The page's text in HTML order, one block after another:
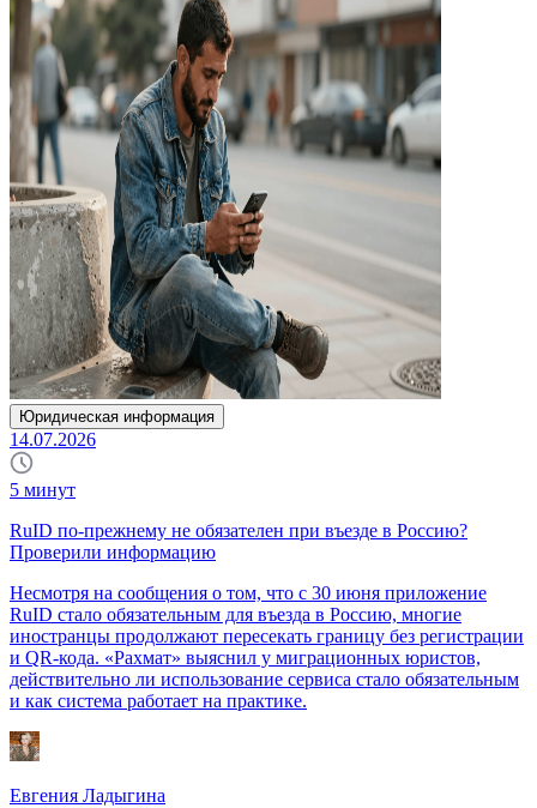
Юридическая информация
14.07.2026
5 минут
RuID по-прежнему не обязателен при въезде в Россию?
Проверили информацию
Несмотря на сообщения о том, что с 30 июня приложение
RuID стало обязательным для въезда в Россию, многие
иностранцы продолжают пересекать границу без регистрации
и QR-кода. «Рахмат» выяснил у миграционных юристов,
действительно ли использование сервиса стало обязательным
и как система работает на практике.
Евгения Ладыгина